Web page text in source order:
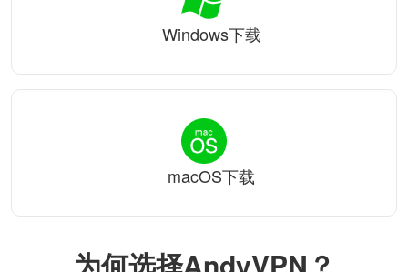
Windows下载
macOS下载